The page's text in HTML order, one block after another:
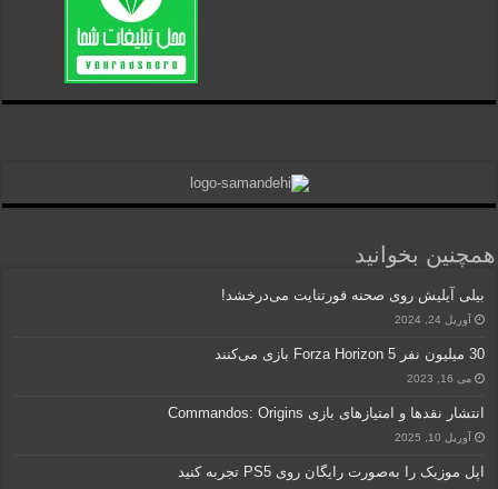
همچنین بخوانید
بیلی آیلیش روی صحنه فورتنایت می‌درخشد!
آوریل 24, 2024
30 میلیون نفر Forza Horizon 5 بازی می‌کنند
می 16, 2023
انتشار نقدها و امتیازهای بازی Commandos: Origins
آوریل 10, 2025
اپل موزیک را به‌صورت رایگان روی PS5 تجربه کنید